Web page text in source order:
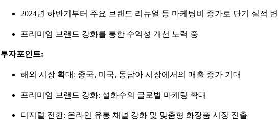
2024년 하반기부터 주요 브랜드 리뉴얼 등 마케팅비 증가로 단기 실적
프리미엄 브랜드 강화를 통한 수익성 개선 노력 중
투자포인트:
해외 시장 확대: 중국, 미국, 동남아 시장에서의 매출 증가 기대
프리미엄 브랜드 강화: 설화수의 글로벌 마케팅 확대
디지털 전환: 온라인 유통 채널 강화 및 맞춤형 화장품 시장 진출